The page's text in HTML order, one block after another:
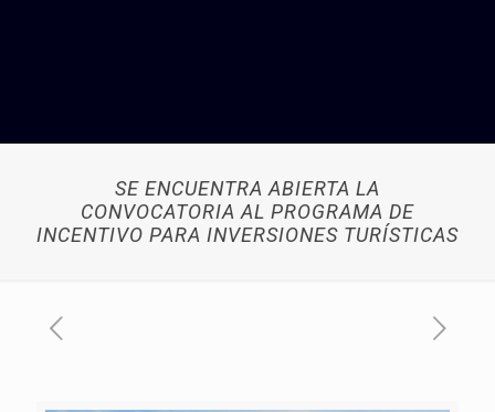
SE ENCUENTRA ABIERTA LA
CONVOCATORIA AL PROGRAMA DE
INCENTIVO PARA INVERSIONES TURÍSTICAS